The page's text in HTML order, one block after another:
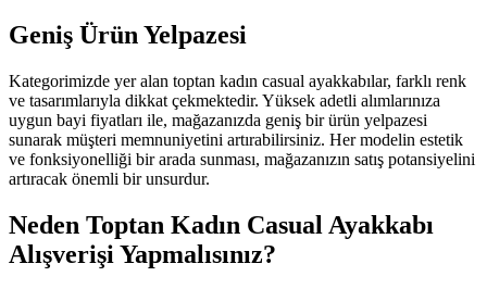
Geniş Ürün Yelpazesi
Kategorimizde yer alan toptan kadın casual ayakkabılar, farklı renk
ve tasarımlarıyla dikkat çekmektedir. Yüksek adetli alımlarınıza
uygun bayi fiyatları ile, mağazanızda geniş bir ürün yelpazesi
sunarak müşteri memnuniyetini artırabilirsiniz. Her modelin estetik
ve fonksiyonelliği bir arada sunması, mağazanızın satış potansiyelini
artıracak önemli bir unsurdur.
Neden Toptan Kadın Casual Ayakkabı
Alışverişi Yapmalısınız?